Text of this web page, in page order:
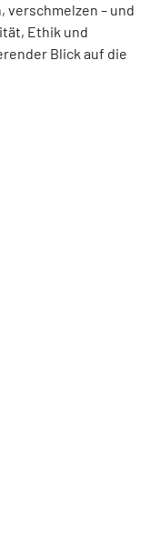
verschmelzen – und
Ethik und
Blick auf die